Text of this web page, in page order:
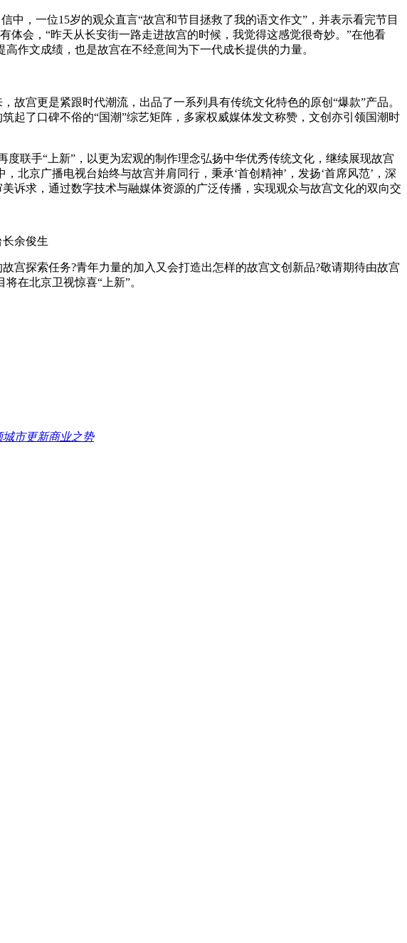
，一位15岁的观众直言“故宫和节目拯救了我的语文作文”，并表示看完节目
体会，“昨天从长安街一路走进故宫的时候，我觉得这感觉很奇妙。”在他看
作文成绩，也是故宫在不经意间为下一代成长提供的力量。
宫更是紧跟时代潮流，出品了一系列具有传统文化特色的原创“爆款”产品。
起了口碑不俗的“国潮”综艺矩阵，多家权威媒体发文称赞，文创亦引领国潮时
联手“上新”，以更为宏观的制作理念弘扬中华优秀传统文化，继续展现故宫
北京广播电视台始终与故宫并肩同行，秉承‘首创精神’，发扬‘首席风范’，深
诉求，通过数字技术与融媒体资源的广泛传播，实现观众与故宫文化的双向交
余俊生
探索任务?青年力量的加入又会打造出怎样的故宫文创新品?敬请期待由故宫
在北京卫视惊喜“上新”。
市更新商业之势